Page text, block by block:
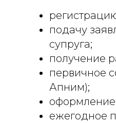
подачу
супруга;
получение
первичное
Апним);
оформление
ежегодное